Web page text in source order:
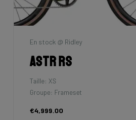
En stock @ Ridley
Astr RS
Taille: XS
Groupe: Frameset
€4,999.00